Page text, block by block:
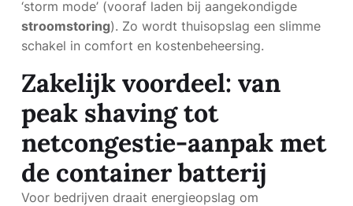
‘storm mode’ (vooraf laden bij aangekondigde
stroomstoring). Zo wordt thuisopslag een slimme
schakel in comfort en kostenbeheersing.
Zakelijk voordeel: van
peak shaving tot
netcongestie-aanpak met
de container batterij
Voor bedrijven draait energieopslag om